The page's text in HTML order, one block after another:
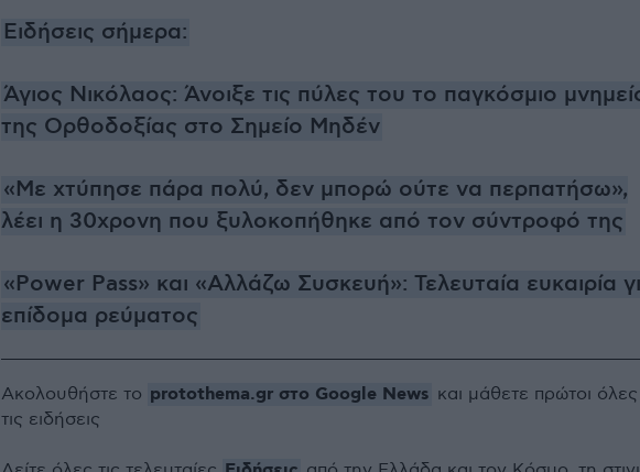
Ειδήσεις σήμερα:
Άγιος Νικόλαος: Άνοιξε τις πύλες του το παγκόσμιο
της Ορθοδοξίας στο Σημείο Μηδέν
«Με χτύπησε πάρα πολύ, δεν μπορώ ούτε να περπατήσω»,
λέει η 30χρονη που ξυλοκοπήθηκε από τον σύντροφό της
«Power Pass» και «Αλλάζω Συσκευή»: Τελευταία ευκαιρία
επίδομα ρεύματος
Ακολουθήστε το protothema.gr στο Google News και μάθετε πρώτοι όλες
τις ειδήσεις